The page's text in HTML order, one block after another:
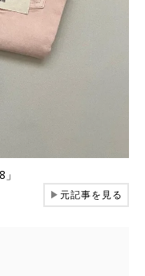
▶元記事を見る